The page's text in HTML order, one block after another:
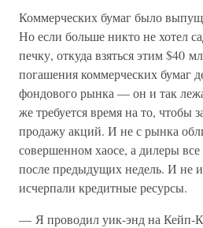
Коммерческих бумаг было
Но если больше никто не хотел
печку, откуда взяться этим $40
погашения коммерческих бумаг
фондового рынка — он и так
же требуется время на то, чтобы
продажу акций. И не с рынка
совершенном хаосе, а дилеры
после предыдущих недель. И не
исчерпали кредитные ресурсы.
— Я проводил уик-энд на Кейп-